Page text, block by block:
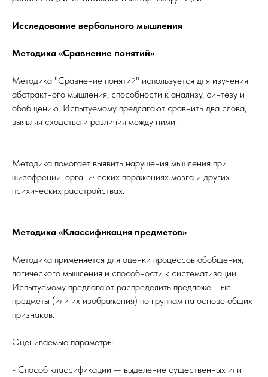
Исследование вербального мышления
Методика «Сравнение понятий»
Методика "Сравнение понятий" используется для изучения
абстрактного мышления, способности к анализу, синтезу и
обобщению. Испытуемому предлагают сравнить два слова,
выявляя сходства и различия между ними.
Методика помогает выявить нарушения мышления при
шизофрении, органических поражениях мозга и других
психических расстройствах.
Методика «Классификация предметов»
Методика применяется для оценки процессов обобщения,
логического мышления и способности к систематизации.
Испытуемому предлагают распределить предложенные
предметы (или их изображения) по группам на основе общих
признаков.
Оцениваемые параметры:
- Способ классификации — выделение существенных или